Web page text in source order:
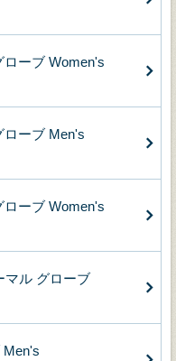
ーブ Women's
ローブ Men's
ローブ Women's
マル グローブ
Men's